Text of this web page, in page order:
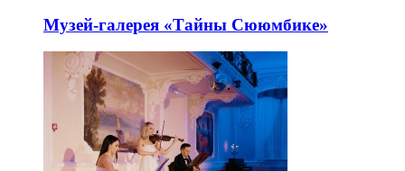
Музей-галерея «Тайны Сююмбике»